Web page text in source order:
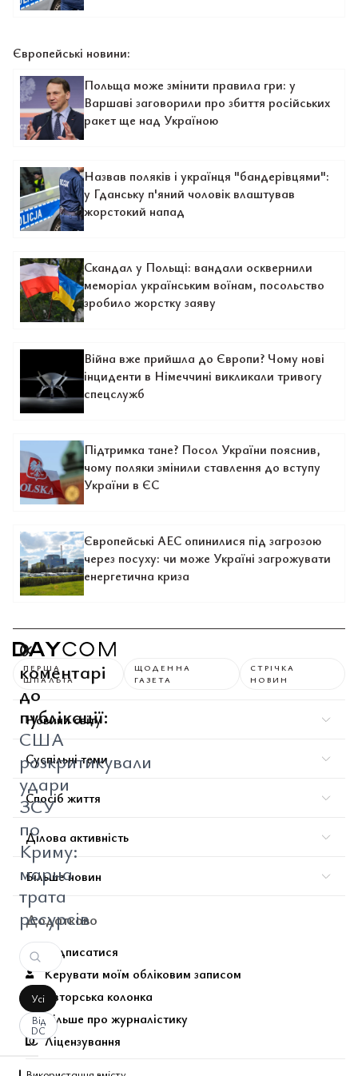
Європейські новини:
Польща може змінити правила гри: у
Варшаві заговорили про збиття російських
ракет ще над Україною
Назвав поляків і українця "бандерівцями":
у Гданську п'яний чоловік влаштував
жорстокий напад
Скандал у Польщі: вандали осквернили
меморіал українським воїнам, посольство
зробило жорстку заяву
Війна вже прийшла до Європи? Чому нові
інциденти в Німеччині викликали тривогу
спецслужб
Підтримка тане? Посол України пояснив,
чому поляки змінили ставлення до вступу
України в ЄС
Європейські АЕС опинилися під загрозою
через посуху: чи може Україні загрожувати
енергетична криза
0
коментарі
до
публікації:
США
розкритикували
удари
ЗСУ
по
Криму:
марна
трата
ресурсів
Усі
Від
DC
ПЕРША
ШПАЛЬТА
ЩОДЕННА
ГАЗЕТА
СТРІЧКА
НОВИН
Новини світу
Суспільні теми
Спосіб життя
Ділова активність
Більше новин
Додатково
Підписатися
Керувати моїм обліковим записом
Авторська колонка
Більше про журналістику
Ліцензування